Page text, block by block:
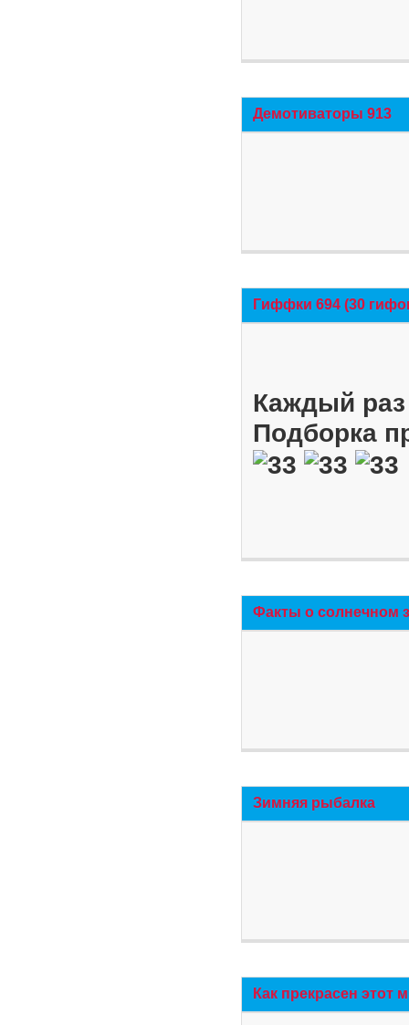
Демотиваторы 913
Гиффки 694 (30
Каждый
Подборка
Факты о солнечном
Зимняя рыбалка
Как прекрасен этот